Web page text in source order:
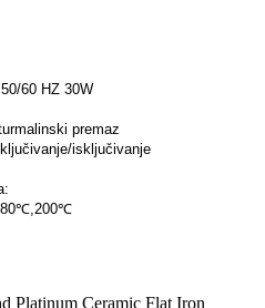
60 HZ 30W
premaz
isključivanje